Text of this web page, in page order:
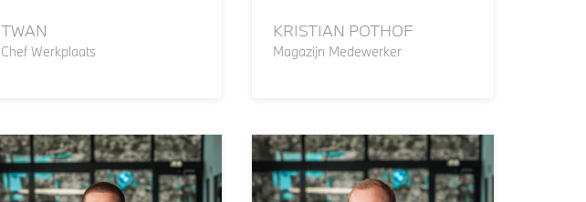
TWAN
Chef Werkplaats
KRISTIAN POTHOF
Magazijn Medewerker